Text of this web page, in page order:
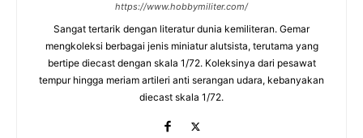
https://www.hobbymiliter.com/
Sangat tertarik dengan literatur dunia kemiliteran. Gemar
mengkoleksi berbagai jenis miniatur alutsista, terutama yang
bertipe diecast dengan skala 1/72. Koleksinya dari pesawat
tempur hingga meriam artileri anti serangan udara, kebanyakan
diecast skala 1/72.